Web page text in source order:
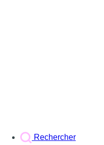
Rechercher